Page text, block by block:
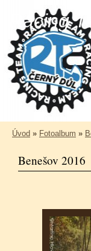
Racing
Úvod » Fotoalbum »
Benešov 2016